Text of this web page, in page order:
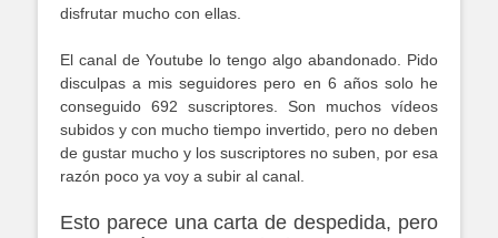
disfrutar mucho con ellas.
El canal de Youtube lo tengo algo abandonado. Pido
disculpas a mis seguidores pero en 6 años solo he
conseguido 692 suscriptores. Son muchos vídeos
subidos y con mucho tiempo invertido, pero no deben
de gustar mucho y los suscriptores no suben, por esa
razón poco ya voy a subir al canal.
Esto parece una carta de despedida, pero